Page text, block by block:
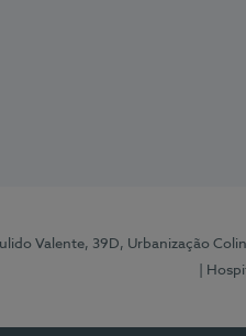
Valente, 39D, Urbanização
|